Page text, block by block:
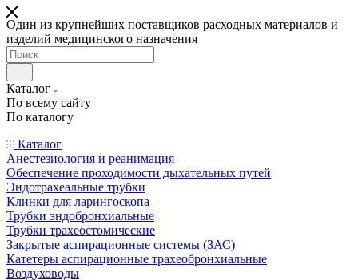
Один из крупнейших поставщиков расходных материалов и
изделий медицинского назначения
Каталог
По всему сайту
По каталогу
Каталог
Анестезиология и реанимация
Обеспечение проходимости дыхательных путей
Эндотрахеальные трубки
Клинки для ларингоскопа
Трубки эндобронхиальные
Трубки трахеостомические
Закрытые аспирационные системы (ЗАС)
Катетеры аспирационные трахеобронхиальные
Воздуховоды